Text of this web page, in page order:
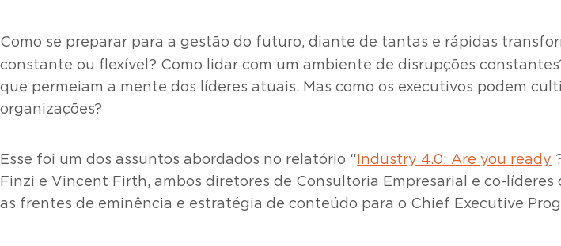
Como se preparar para a gestão do futuro, diante de tantas e rápidas
constante ou flexível? Como lidar com um ambiente de disrupções
que permeiam a mente dos líderes atuais. Mas como os executivos podem
organizações?
Esse foi um dos assuntos abordados no relatório “ Industry 4.0: Are you ready
Finzi e Vincent Firth, ambos diretores de Consultoria Empresarial e co-
as frentes de eminência e estratégia de conteúdo para o Chief Executive